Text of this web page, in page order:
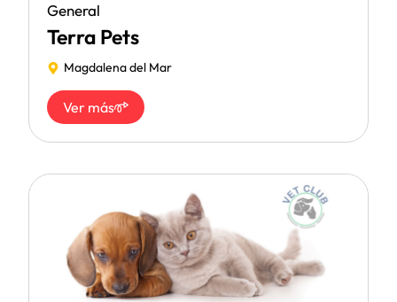
General
Terra Pets
Magdalena del Mar
Ver más